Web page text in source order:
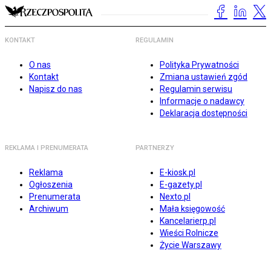
KONTAKT
O nas
Kontakt
Napisz do nas
REGULAMIN
Polityka Prywatności
Zmiana ustawień zgód
Regulamin serwisu
Informacje o nadawcy
Deklaracja dostępności
REKLAMA I PRENUMERATA
Reklama
Ogłoszenia
Prenumerata
Archiwum
PARTNERZY
E-kiosk.pl
E-gazety.pl
Nexto.pl
Mała księgowość
Kancelarierp.pl
Wieści Rolnicze
Życie Warszawy